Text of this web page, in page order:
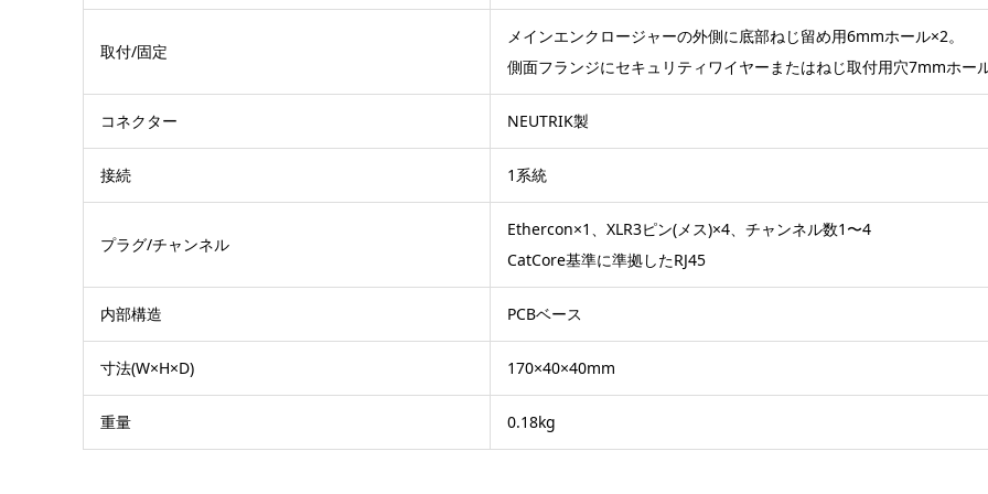
取付/固定
メインエンクロージャーの外側に底部ねじ留め用6mmホール×2。
側面フランジにセキュリティワイヤーまたはねじ取付用穴7mmホー
コネクター NEUTRIK製
接続 1系統
プラグ/チャンネル
Ethercon×1、XLR3ピン(メス)×4、チャンネル数1〜4
CatCore基準に準拠したRJ45
内部構造 PCBベース
寸法(W×H×D) 170×40×40mm
重量 0.18kg